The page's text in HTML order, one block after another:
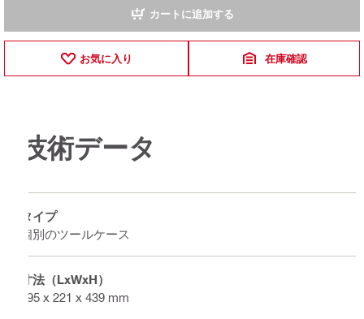
カートに追加する
お気に入り 在庫確認
技術データ
タイプ
個別のツールケース
寸法（LxWxH）
795 x 221 x 439 mm